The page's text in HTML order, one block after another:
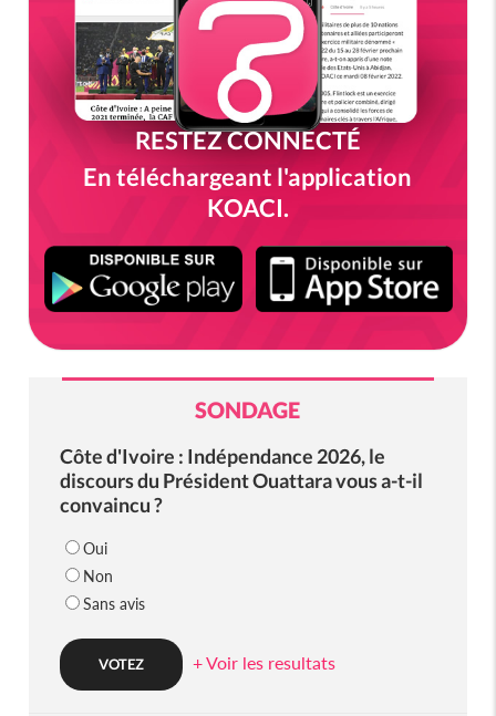
RESTEZ CONNECTÉ
En téléchargeant l'application
KOACI.
SONDAGE
Côte d'Ivoire : Indépendance 2026, le
discours du Président Ouattara vous a-t-il
convaincu ?
Oui
Non
Sans avis
+ Voir les resultats